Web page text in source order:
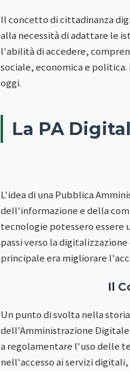
Il concetto di cittadinanza
alla necessità di adattare le
l'abilità di accedere,
sociale, economica e
oggi.
La PA
L'idea di una Pubblica
dell'informazione e della
tecnologie potessero
passi verso la
principale era migliorare
Il
Un punto di svolta nella
dell'Amministrazione Digitale
a regolamentare l'uso delle
nell'accesso ai servizi